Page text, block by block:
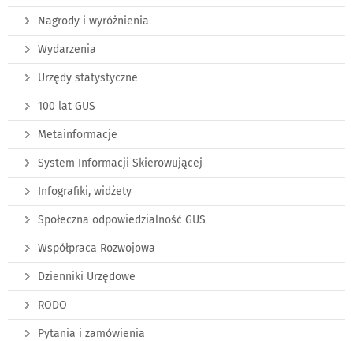
Nagrody i wyróżnienia
Wydarzenia
Urzędy statystyczne
100 lat GUS
Metainformacje
System Informacji Skierowującej
Infografiki, widżety
Społeczna odpowiedzialność GUS
Współpraca Rozwojowa
Dzienniki Urzędowe
RODO
Pytania i zamówienia